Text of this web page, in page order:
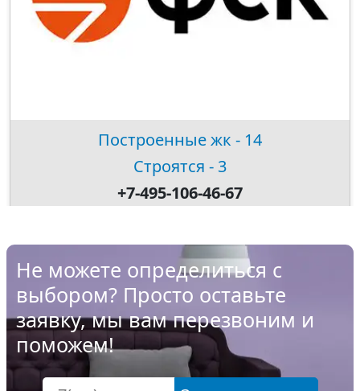
Построенные жк - 14
Строятся - 3
+7-495-106-46-67
Не можете определиться с
выбором? Просто оставьте
заявку, мы вам перезвоним и
поможем!